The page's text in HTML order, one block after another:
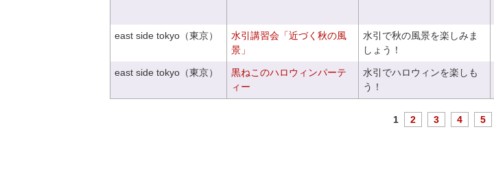
east side tokyo（東京）
水引講習会「近づく秋の風
景」
水引で秋の風景を楽しみま
しょう！
east side tokyo（東京）
黒ねこのハロウィンパーテ
ィー
水引でハロウィンを楽しも
う！
1 2 3 4 5